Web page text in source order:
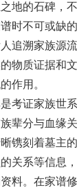
地的石碑，
时不可或缺
追溯家族源
物质证据和
作用。
证家族世系
分与血缘
刻着墓主的
关系等信息
料。在家谱